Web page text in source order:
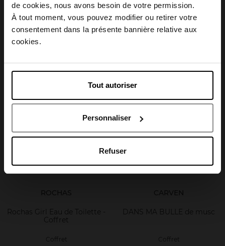
de cookies, nous avons besoin de votre permission.
À tout moment, vous pouvez modifier ou retirer votre
consentement dans la présente bannière relative aux
cookies.
Tout autoriser
Personnaliser
Refuser
MUGLER
Coffret Alien Eau De Parfum
Coffret
NARCISO RODRIGUEZ
Coffret
129,50 €
Rochas Girl Eau de Toilette -
Coffret
Coffret
DANS MA BULLE de musc
Coffret
Choisissez votre pays
April Belgique
April Luxembourg